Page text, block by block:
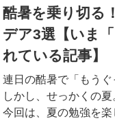
酷暑を乗り切る
デア3選【いま
れている記事】
連日の酷暑で「もうぐ
しかし、せっかくの
今回は、夏の勉強を楽